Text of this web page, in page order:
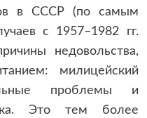
в СССР (по самым
с 1957–1982 гг.
недовольства,
милицейский
проблемы и
Это тем более